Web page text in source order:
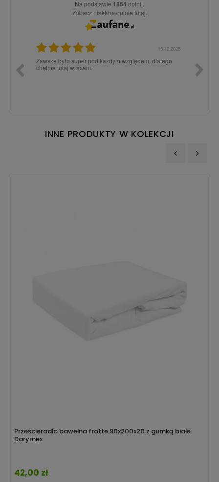
Na podstawie 1854 opinii.
Zobacz niektóre opinie tutaj.
15.12.2025
Zawsze było super pod każdym względem, dlatego
chętnie tutaj wracam.
INNE PRODUKTY W KOLEKCJI
Prześcieradło bawełna frotte 90x200x20 z gumką białe
Darymex
Cena
42,00 zł